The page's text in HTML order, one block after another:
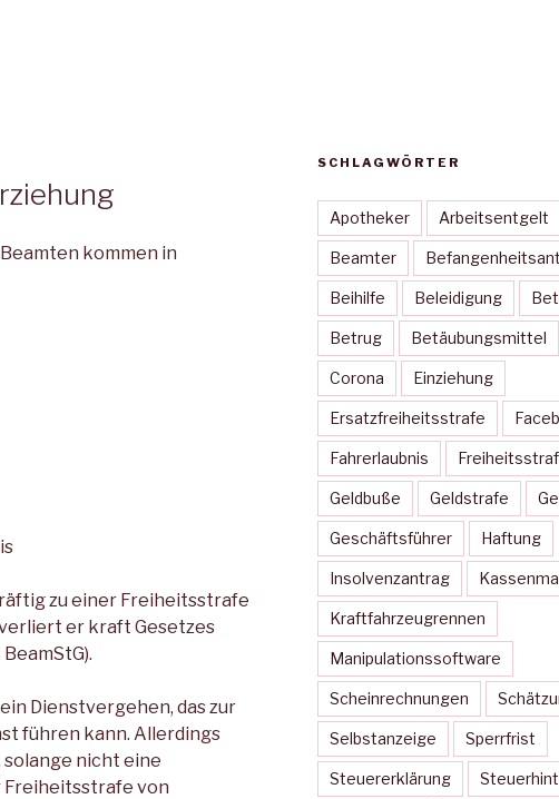
kommen in
zu einer Freiheitsstrafe
er kraft Gesetzes
Dienstvergehen, das zur
führen kann. Allerdings
solange nicht eine
von
SCHLAGWÖRTER
Apotheker Arbeitsentgelt
Beamter
Beihilfe Beleidigung
Betrug Betäubungsmittel
Corona Einziehung
Ersatzfreiheitsstrafe
Fahrerlaubnis
Geldbuße Geldstrafe
Geschäftsführer Haftung
Insolvenzantrag
Kraftfahrzeugrennen
Manipulationssoftware
Scheinrechnungen
Selbstanzeige Sperrfrist
Steuererklärung